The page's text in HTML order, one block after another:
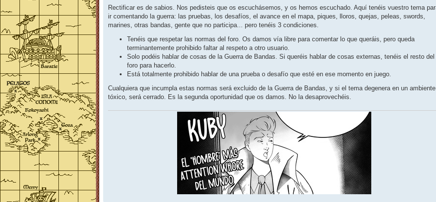
Rectificar es de sabios. Nos pedisteis que os escuchásemos, y os hemos escuchado. Aquí tenéis vuestro tema
ir comentando la guerra: las pruebas, los desafíos, el avance en el mapa, piques, lloros, quejas, peleas, swords,
marines, otras bandas, gente que no participa... pero tenéis 3 condiciones.
Tenéis que respetar las normas del foro. Os damos vía libre para comentar lo que queráis, pero queda
terminantemente prohibido faltar al respeto a otro usuario.
Solo podéis hablar de cosas de la Guerra de Bandas. Si queréis hablar de cosas externas, tenéis el resto del
foro para hacerlo.
Está totalmente prohibido hablar de una prueba o desafío que esté en ese momento en juego.
Cualquiera que incumpla estas normas será excluido de la Guerra de Bandas, y si el tema degenera en un ambiente
tóxico, será cerrado. Es la segunda oportunidad que os damos. No la desaprovechéis.